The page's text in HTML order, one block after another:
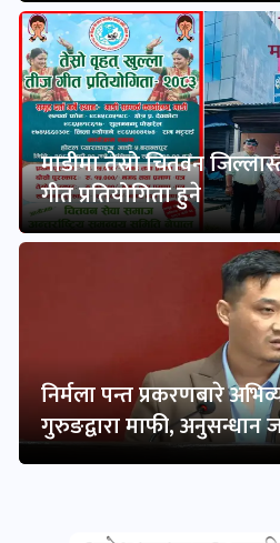
माडीमा तेस्रो चितवन
गीत प्रतियोगिता हुने
निर्मला पन्त प्रकरणबारे
गुरुङद्वारा माफी, अनुसन्धान